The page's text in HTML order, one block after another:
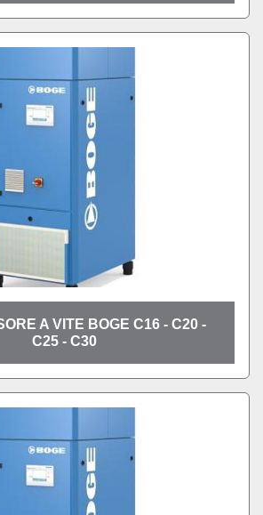
A VITE BOGE C16 - C20 -
C25 - C30